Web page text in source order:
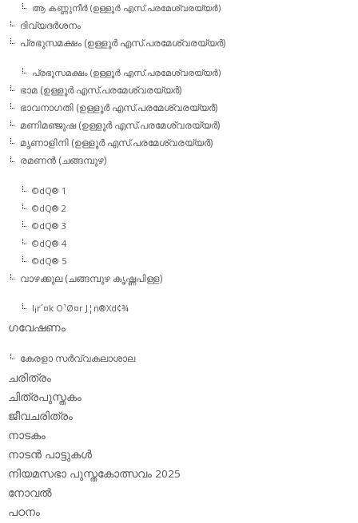
ആ കണ്ണുനീര്‍ (ഉള്ളൂര്‍ എസ്.പരമേശ്വരയ്യര്‍)
ദിവ്യദര്‍ശനം
പ്രഭുസമക്ഷം (ഉള്ളൂര്‍ എസ്.പരമേശ്വരയ്യര്‍)
പ്രഭുസമക്ഷം (ഉള്ളൂര്‍ എസ്.പരമേശ്വരയ്യര്‍)
ഭാമ (ഉള്ളൂര്‍ എസ്.പരമേശ്വരയ്യര്‍)
ഭാവനാഗതി (ഉള്ളൂര്‍ എസ്.പരമേശ്വരയ്യര്‍)
മണിമഞ്ജുഷ (ഉള്ളൂര്‍ എസ്.പരമേശ്വരയ്യര്‍)
മൃണാളിനി (ഉള്ളൂര്‍ എസ്.പരമേശ്വരയ്യര്‍)
രമണന്‍ (ചങ്ങമ്പുഴ)
©dQ® 1
©dQ® 2
©dQ® 3
©dQ® 4
©dQ® 5
വാഴക്കുല (ചങ്ങമ്പുഴ കൃഷ്ണപിള്ള)
l¡r´¤k O¹Ø¤r J¦n®Xd¢¾
ഗവേഷണം
കേരളാ സര്‍വ്വകലാശാല
ചരിത്രം
ചിത്രപുസ്തകം
ജീവചരിത്രം
നാടകം
നാടന്‍ പാട്ടുകള്‍
നിയമസഭാ പുസ്തകോത്സവം 2025
നോവല്‍
പഠനം